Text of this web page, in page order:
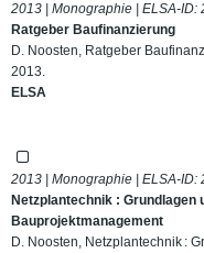
2013 | Monographie | ELSA-ID:
Ratgeber Baufinanzierung
D. Noosten, Ratgeber
2013.
ELSA
2013 | Monographie | ELSA-ID:
Netzplantechnik : Grundlagen
Bauprojektmanagement
D. Noosten, Netzplantechnik :